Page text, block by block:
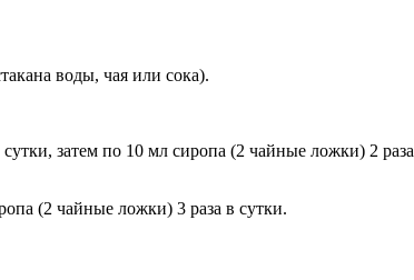
воды, чая или сока).
затем по 10 мл сиропа (2 чайные ложки) 2
(2 чайные ложки) 3 раза в сутки.